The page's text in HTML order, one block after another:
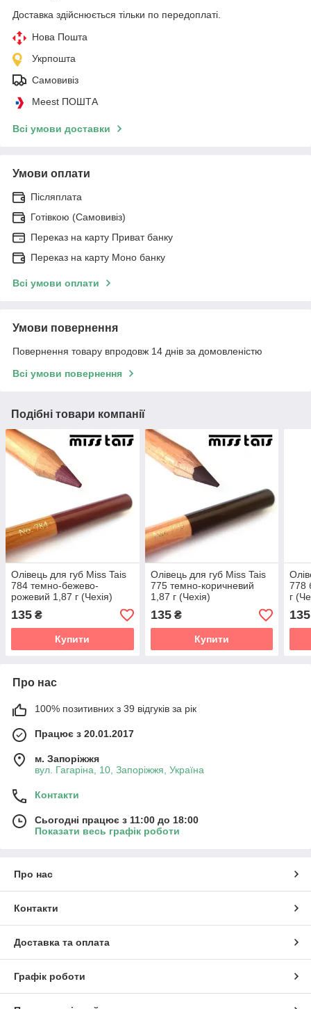
Доставка здійснюється тільки по передоплаті.
Нова Пошта
Укрпошта
Самовивіз
Meest ПОШТА
Всі умови доставки
Умови оплати
Післяплата
Готівкою (Самовивіз)
Переказ на карту Приват банку
Переказ на карту Моно банку
Всі умови оплати
Умови повернення
Повернення товару впродовж 14 днів за домовленістю
Всі умови повернення
Подібні товари компанії
Олівець для губ Miss Tais
784 темно-бежево-
рожевий 1,87 г (Чехія)
135 ₴
Купити
Олівець для губ Miss Tais
775 темно-коричневий
1,87 г (Чехія)
135₴
Купити
778
г
135
Про нас
100% позитивних з 39 відгуків за рік
Працює з 20.01.2017
м. Запоріжжя
вул. Гагаріна, 10, Запоріжжя, Україна
Контакти
Сьогодні працює з 11:00 до 18:00
Показати весь графік роботи
Про нас
Контакти
Доставка та оплата
Графік роботи